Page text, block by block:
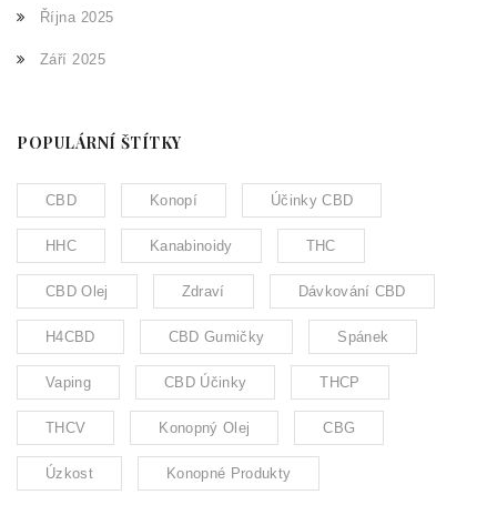
Října 2025
Září 2025
POPULÁRNÍ ŠTÍTKY
CBD Konopí Účinky CBD
HHC Kanabinoidy THC
CBD Olej Zdraví Dávkování CBD
H4CBD CBD Gumičky Spánek
Vaping CBD Účinky THCP
THCV Konopný Olej CBG
Úzkost Konopné Produkty